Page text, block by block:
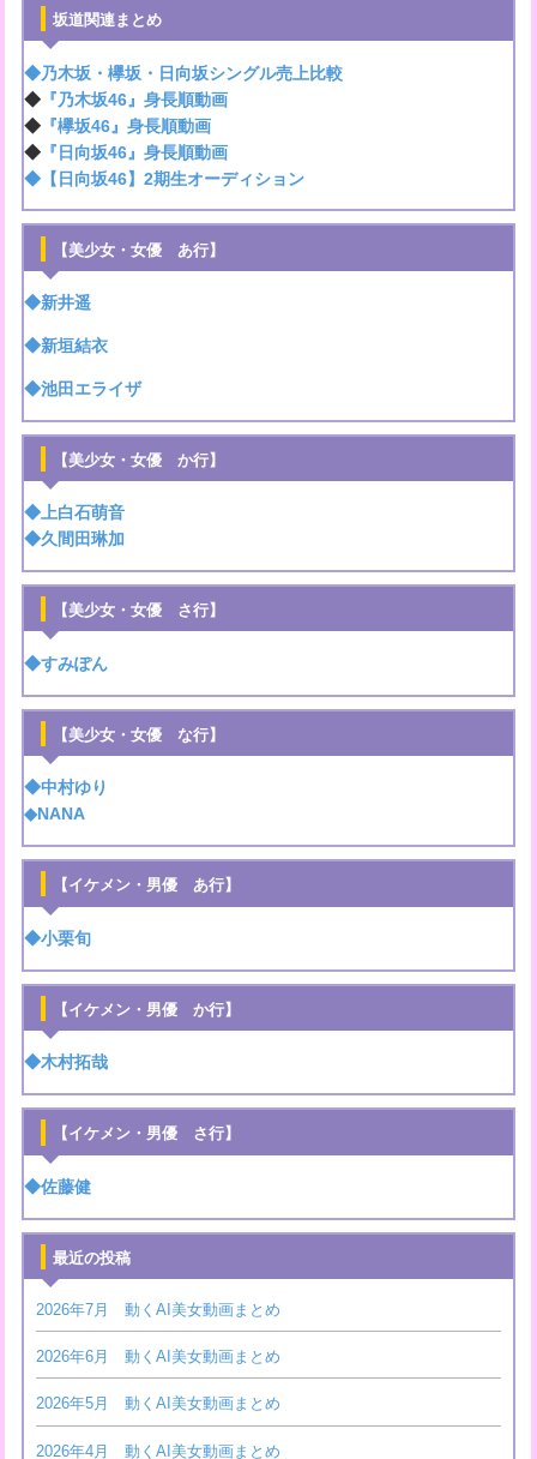
坂道関連まとめ
◆乃木坂・欅坂・日向坂シングル売上比較
◆『乃木坂46』身長順動画
◆『欅坂46』身長順動画
◆『日向坂46』身長順動画
◆【日向坂46】2期生オーディション
【美少女・女優 あ行】
◆新井遥
◆新垣結衣
◆池田エライザ
【美少女・女優 か行】
◆上白石萌音
◆久間田琳加
【美少女・女優 さ行】
◆すみぽん
【美少女・女優 な行】
◆中村ゆり
◆NANA
【イケメン・男優 あ行】
◆小栗旬
【イケメン・男優 か行】
◆木村拓哉
【イケメン・男優 さ行】
◆佐藤健
最近の投稿
2026年7月 動くAI美女動画まとめ
2026年6月 動くAI美女動画まとめ
2026年5月 動くAI美女動画まとめ
2026年4月 動くAI美女動画まとめ